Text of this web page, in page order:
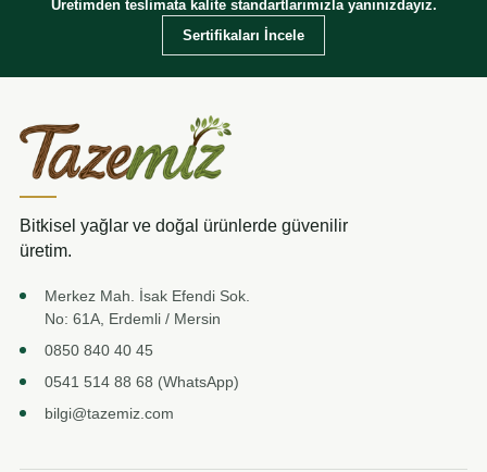
Üretimden teslimata kalite standartlarımızla yanınızdayız.
Sertifikaları İncele
Bitkisel yağlar ve doğal ürünlerde güvenilir
üretim.
Merkez Mah. İsak Efendi Sok.
No: 61A, Erdemli / Mersin
0850 840 40 45
0541 514 88 68 (WhatsApp)
bilgi@tazemiz.com